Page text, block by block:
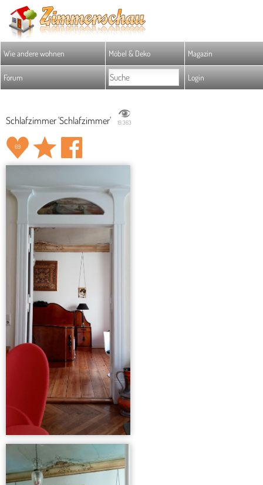
Wie andere wohnen Möbel & Deko Magazin
Forum Login
Schlafzimmer 'Schlafzimmer' 19.363
69